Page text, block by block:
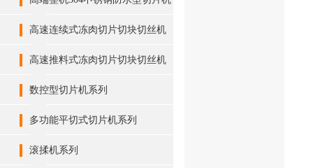
系列
高速连续式冻肉切片切块切丝机
高速推料式冻肉切片切块切丝机
数控型切片机系列
多功能平切式切片机系列
滚揉机系列